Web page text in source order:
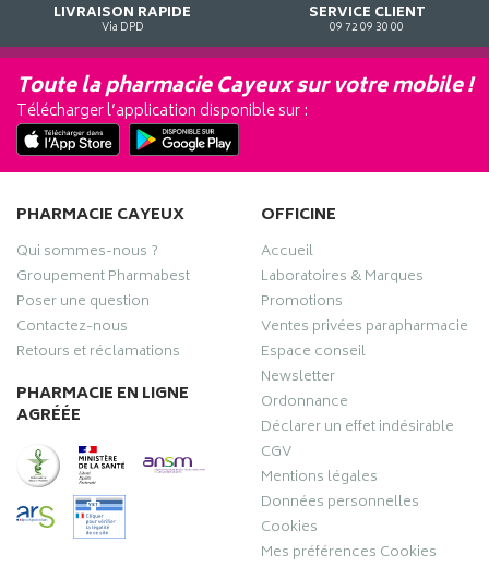
LIVRAISON RAPIDE
Via DPD
SERVICE CLIENT
09 72 09 30 00
Toute la pharmacie Cayeux sur votre mobile !
Télécharger l’application disponible sur :
PHARMACIE CAYEUX
Qui sommes-nous ?
Groupement Pharmabest
Poser une question
Contactez-nous
Retours et réclamations
PHARMACIE EN LIGNE
AGRÉÉE
OFFICINE
Accueil
Laboratoires & Marques
Promotions
Ventes privées parapharmacie
Espace conseil
Newsletter
Ordonnance
Déclarer un effet indésirable
CGV
Mentions légales
Données personnelles
Cookies
Mes préférences Cookies